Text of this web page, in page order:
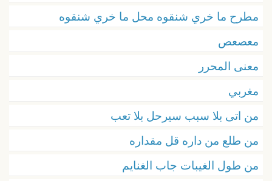
مطرح ما خري شنقوه محل ما خري شنقوه
معصعص
معنى المحرر
مغربي
من اتى بلا سبب سيرحل بلا تعب
من طلع من داره قل مقداره
من طول الغيبات جاب الغنايم